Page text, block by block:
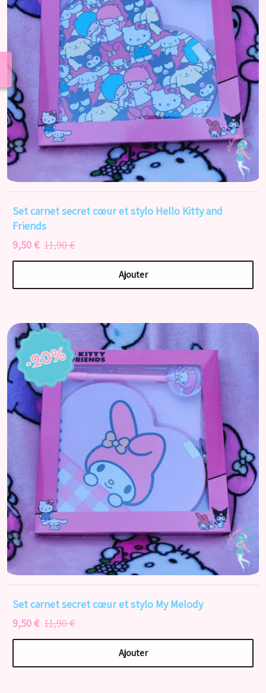
Set carnet secret cœur et stylo Hello Kitty and
Friends
9,50 € 11,90 €
Ajouter
Set carnet secret cœur et stylo My Melody
9,50 € 11,90 €
Ajouter